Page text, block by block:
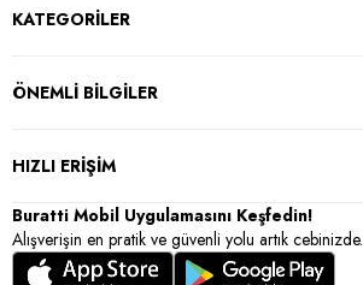
KATEGORİLER
ÖNEMLİ BİLGİLER
HIZLI ERİŞİM
Buratti Mobil Uygulamasını Keşfedin!
Alışverişin en pratik ve güvenli yolu artık cebinizde.